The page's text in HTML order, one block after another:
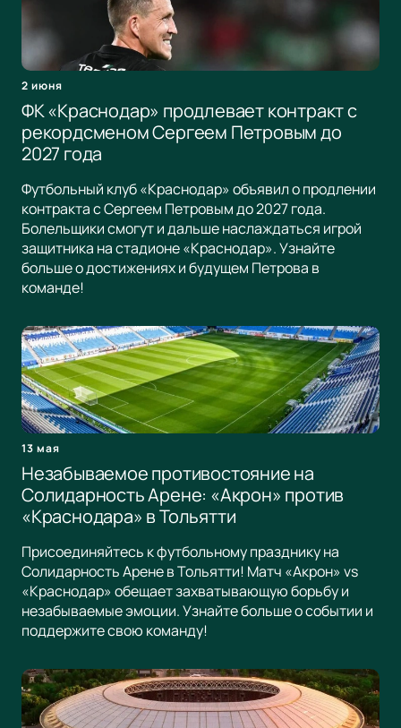
2 июня
ФК «Краснодар» продлевает контракт с
рекордсменом Сергеем Петровым до
2027 года
Футбольный клуб «Краснодар» объявил о продлении
контракта с Сергеем Петровым до 2027 года.
Болельщики смогут и дальше наслаждаться игрой
защитника на стадионе «Краснодар». Узнайте
больше о достижениях и будущем Петрова в
команде!
13 мая
Незабываемое противостояние на
Солидарность Арене: «Акрон» против
«Краснодара» в Тольятти
Присоединяйтесь к футбольному празднику на
Солидарность Арене в Тольятти! Матч «Акрон» vs
«Краснодар» обещает захватывающую борьбу и
незабываемые эмоции. Узнайте больше о событии и
поддержите свою команду!